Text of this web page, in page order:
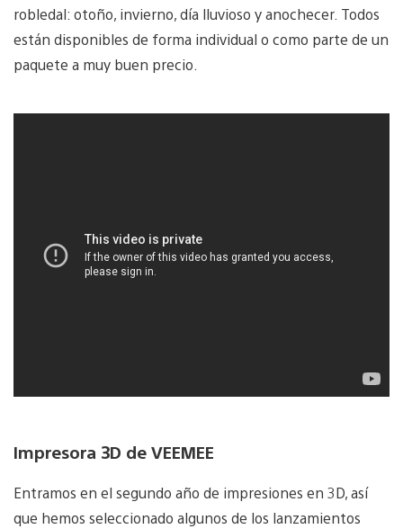
robledal: otoño, invierno, día lluvioso y anochecer. Todos
están disponibles de forma individual o como parte de un
paquete a muy buen precio.
Impresora 3D de VEEMEE
Entramos en el segundo año de impresiones en 3D, así
que hemos seleccionado algunos de los lanzamientos